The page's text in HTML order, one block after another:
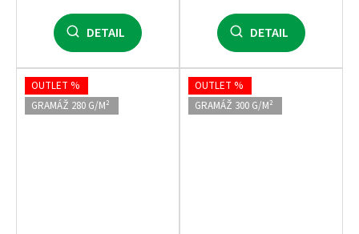
DETAIL DETAIL
OUTLET %
GRAMÁŽ 280 G/M²
OUTLET %
GRAMÁŽ 300 G/M²